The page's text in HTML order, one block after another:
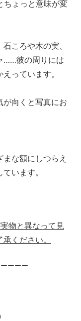
ちょっと意味が変
ころや木の実、
……彼の周りには
っています。
が向くと写真にお
な額にしつらえ
います。
物と異なって見
ください。
ーーー